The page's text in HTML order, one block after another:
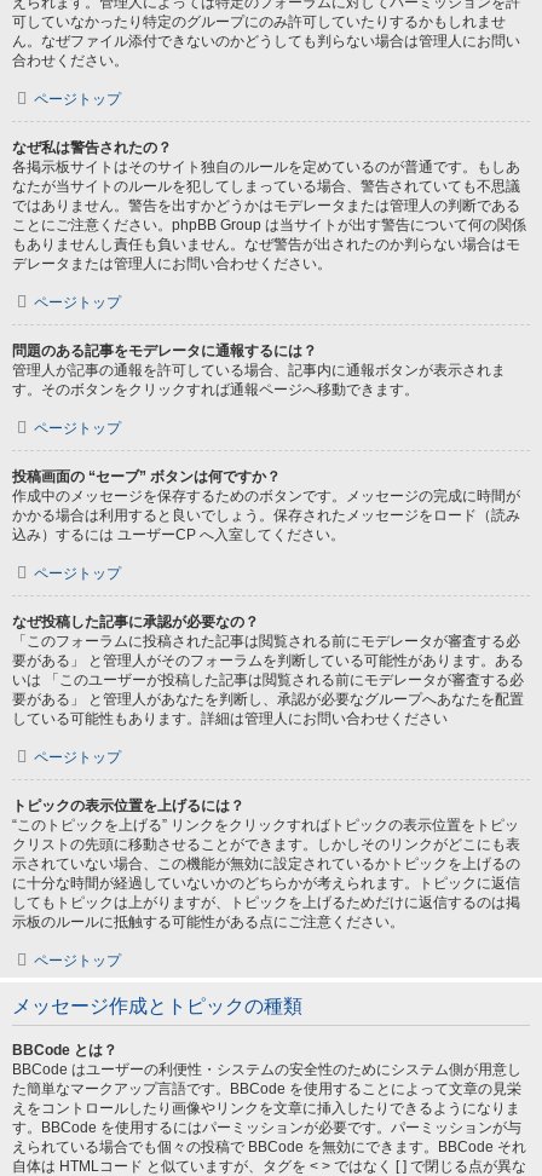
可していなかったり特定のグループにのみ許可していたりするかもしれませ
ん。なぜファイル添付できないのかどうしても判らない場合は管理人にお問い
合わせください。
ページトップ
なぜ私は警告されたの？
各掲示板サイトはそのサイト独自のルールを定めているのが普通です。もしあ
なたが当サイトのルールを犯してしまっている場合、警告されていても不思議
ではありません。警告を出すかどうかはモデレータまたは管理人の判断である
ことにご注意ください。phpBB Group は当サイトが出す警告について何の関係
もありませんし責任も負いません。なぜ警告が出されたのか判らない場合はモ
デレータまたは管理人にお問い合わせください。
ページトップ
問題のある記事をモデレータに通報するには？
管理人が記事の通報を許可している場合、記事内に通報ボタンが表示されま
す。そのボタンをクリックすれば通報ページへ移動できます。
ページトップ
投稿画面の “セーブ” ボタンは何ですか？
作成中のメッセージを保存するためのボタンです。メッセージの完成に時間が
かかる場合は利用すると良いでしょう。保存されたメッセージをロード（読み
込み）するには ユーザーCP へ入室してください。
ページトップ
なぜ投稿した記事に承認が必要なの？
「このフォーラムに投稿された記事は閲覧される前にモデレータが審査する必
要がある」 と管理人がそのフォーラムを判断している可能性があります。ある
いは 「このユーザーが投稿した記事は閲覧される前にモデレータが審査する必
要がある」 と管理人があなたを判断し、承認が必要なグループへあなたを配置
している可能性もあります。詳細は管理人にお問い合わせください
ページトップ
トピックの表示位置を上げるには？
“このトピックを上げる” リンクをクリックすればトピックの表示位置をトピッ
クリストの先頭に移動させることができます。しかしそのリンクがどこにも表
示されていない場合、この機能が無効に設定されているかトピックを上げるの
に十分な時間が経過していないかのどちらかが考えられます。トピックに返信
してもトピックは上がりますが、トピックを上げるためだけに返信するのは掲
示板のルールに抵触する可能性がある点にご注意ください。
ページトップ
メッセージ作成とトピックの種類
BBCode とは？
BBCode はユーザーの利便性・システムの安全性のためにシステム側が用意し
た簡単なマークアップ言語です。BBCode を使用することによって文章の見栄
えをコントロールしたり画像やリンクを文章に挿入したりできるようになりま
す。BBCode を使用するにはパーミッションが必要です。パーミッションが与
えられている場合でも個々の投稿で BBCode を無効にできます。BBCode それ
自体は HTMLコード と似ていますが、タグを < > ではなく [ ] で閉じる点が異な